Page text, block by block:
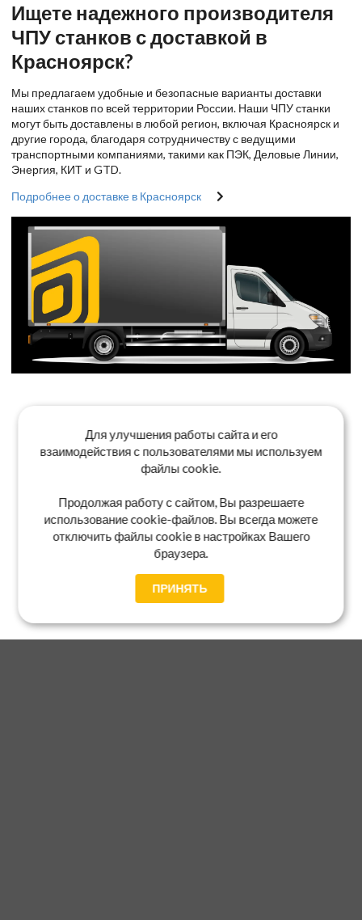
Ищете надежного производителя
ЧПУ станков с доставкой в
Красноярск?
Мы предлагаем удобные и безопасные варианты доставки
наших станков по всей территории России. Наши ЧПУ станки
могут быть доставлены в любой регион, включая Красноярск и
другие города, благодаря сотрудничеству с ведущими
транспортными компаниями, такими как ПЭК, Деловые Линии,
Энергия, КИТ и GTD.
Подробнее о доставке в Красноярск
Для улучшения работы сайта и его
взаимодействия с пользователями мы используем
файлы cookie.
Продолжая работу с сайтом, Вы разрешаете
использование cookie-файлов. Вы всегда можете
отключить файлы cookie в настройках Вашего
браузера.
ПРИНЯТЬ